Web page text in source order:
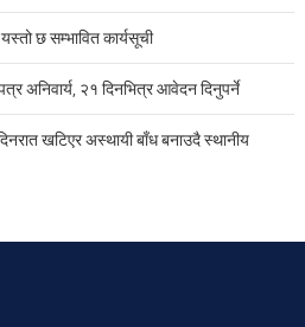
छ सम्भावित कार्यसूची
अनिवार्य, २१ दिनभित्र आवेदन दिनुपर्ने
खटिएर अस्थायी बाँध बनाउदै स्थानीय